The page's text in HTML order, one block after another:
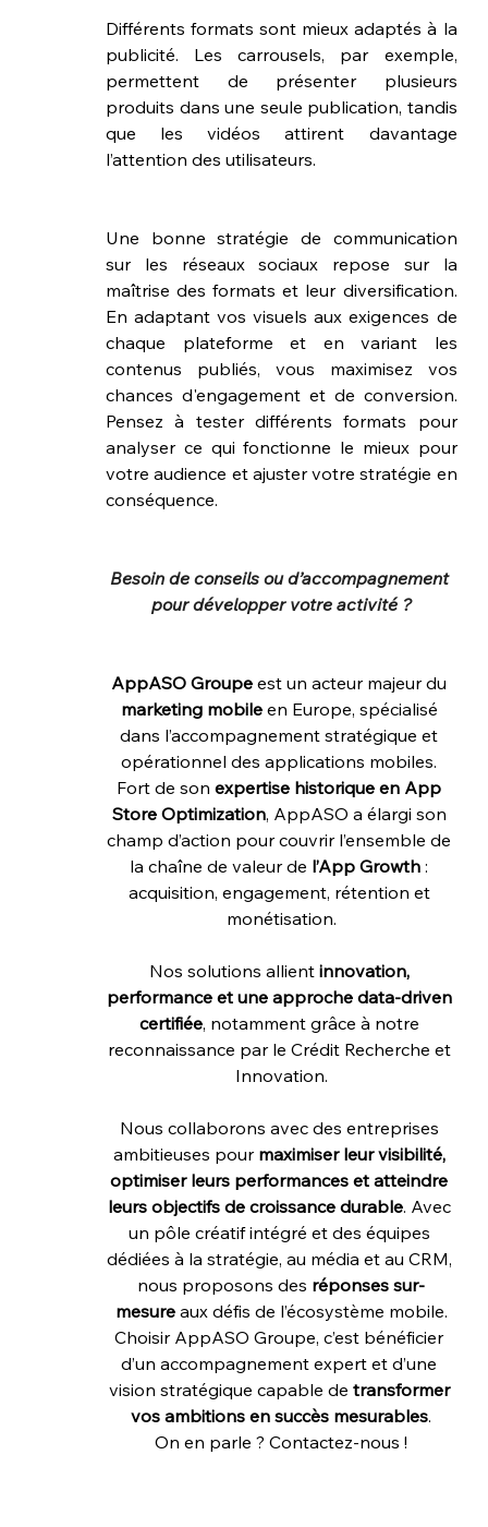
Différents formats sont mieux adaptés à la
publicité. Les carrousels, par exemple,
permettent de présenter plusieurs
produits dans une seule publication, tandis
que les vidéos attirent davantage
l’attention des utilisateurs.
Une bonne stratégie de communication
sur les réseaux sociaux repose sur la
maîtrise des formats et leur diversification.
En adaptant vos visuels aux exigences de
chaque plateforme et en variant les
contenus publiés, vous maximisez vos
chances d'engagement et de conversion.
Pensez à tester différents formats pour
analyser ce qui fonctionne le mieux pour
votre audience et ajuster votre stratégie en
conséquence.
Besoin de conseils ou d’accompagnement
pour développer votre activité ?
AppASO Groupe est un acteur majeur du
marketing mobile en Europe, spécialisé
dans l’accompagnement stratégique et
opérationnel des applications mobiles.
Fort de son expertise historique en App
Store Optimization, AppASO a élargi son
champ d’action pour couvrir l’ensemble de
la chaîne de valeur de l’App Growth :
acquisition, engagement, rétention et
monétisation.
Nos solutions allient innovation,
performance et une approche data-driven
certifiée, notamment grâce à notre
reconnaissance par le Crédit Recherche et
Innovation.
Nous collaborons avec des entreprises
ambitieuses pour maximiser leur visibilité,
optimiser leurs performances et atteindre
leurs objectifs de croissance durable. Avec
un pôle créatif intégré et des équipes
dédiées à la stratégie, au média et au CRM,
nous proposons des réponses sur-
mesure aux défis de l’écosystème mobile.
Choisir AppASO Groupe, c’est bénéficier
d’un accompagnement expert et d’une
vision stratégique capable de transformer
vos ambitions en succès mesurables.
On en parle ? Contactez-nous !